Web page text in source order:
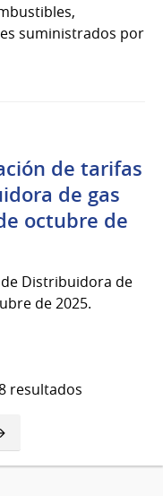
suministrados por
de tarifas
de gas
octubre de
Distribuidora de
de 2025.
resultados